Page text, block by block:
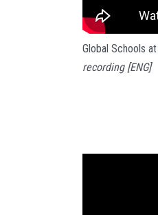
Global Schools at
recording [ENG]